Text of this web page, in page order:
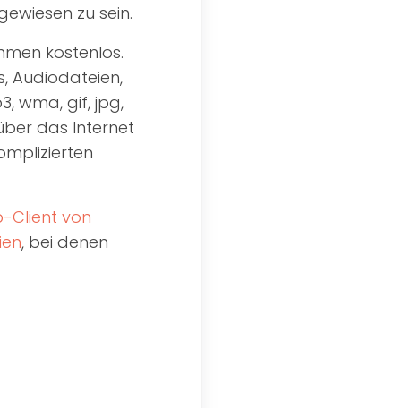
zu sein.
kostenlos.
Audiodateien,
wma, gif, jpg,
das Internet
Client von
, bei denen